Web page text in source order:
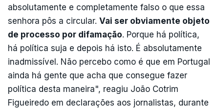
absolutamente e completamente falso o que essa
senhora pôs a circular. Vai ser obviamente objeto
de processo por difamação. Porque há política,
há política suja e depois há isto. É absolutamente
inadmissível. Não percebo como é que em Portugal
ainda há gente que acha que consegue fazer
política desta maneira", reagiu João Cotrim
Figueiredo em declarações aos jornalistas, durante